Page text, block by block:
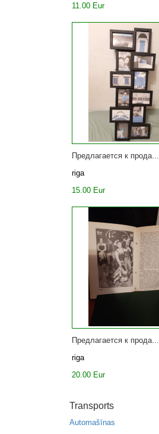
11.00 Eur
Предлагается к прода...
riga
15.00 Eur
Предлагается к прода...
riga
20.00 Eur
Transports
Automašīnas